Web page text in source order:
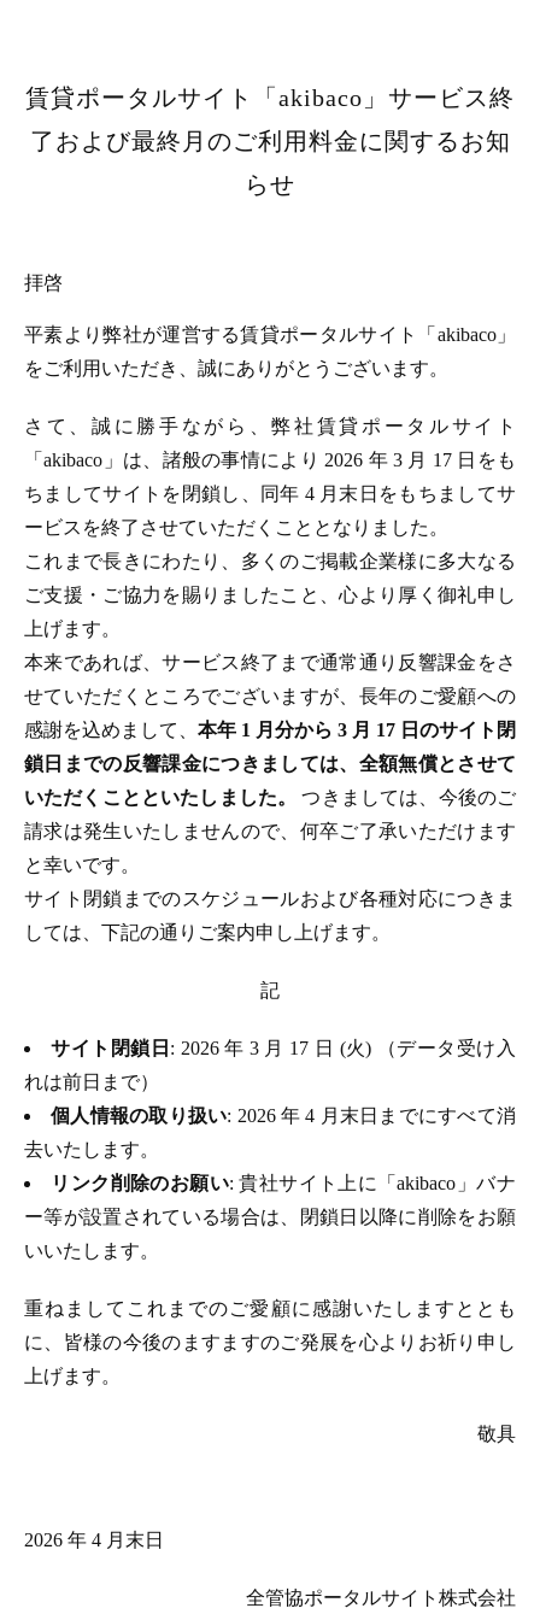
賃貸ポータルサイト「akibaco」サービス終
了および最終月のご利用料金に関するお知
らせ
拝啓
平素より弊社が運営する賃貸ポータルサイト「akibaco」
をご利用いただき、誠にありがとうございます。
さて、誠に勝手ながら、弊社賃貸ポータルサイト
「akibaco」は、諸般の事情により 2026 年 3 月 17 日をも
ちましてサイトを閉鎖し、同年 4 月末日をもちましてサ
ービスを終了させていただくこととなりました。
これまで長きにわたり、多くのご掲載企業様に多大なる
ご支援・ご協力を賜りましたこと、心より厚く御礼申し
上げます。
本来であれば、サービス終了まで通常通り反響課金をさ
せていただくところでございますが、長年のご愛顧への
感謝を込めまして、 本年 1 月分から 3 月 17 日のサイト閉
鎖日までの反響課金につきましては、全額無償とさせて
いただくことといたしました。つきましては、今後のご
請求は発生いたしませんので、何卒ご了承いただけます
と幸いです。
サイト閉鎖までのスケジュールおよび各種対応につきま
しては、下記の通りご案内申し上げます。
記
サイト閉鎖日 : 2026 年 3 月 17 日 (火) （データ受け入
れは前日まで）
個人情報の取り扱い: 2026 年 4 月末日までにすべて消
去いたします。
リンク削除のお願い: 貴社サイト上に「akibaco」バナ
ー等が設置されている場合は、閉鎖日以降に削除をお願
いいたします。
重ねましてこれまでのご愛顧に感謝いたしますととも
に、皆様の今後のますますのご発展を心よりお祈り申し
上げます。
敬具
2026 年 4 月末日
全管協ポータルサイト株式会社